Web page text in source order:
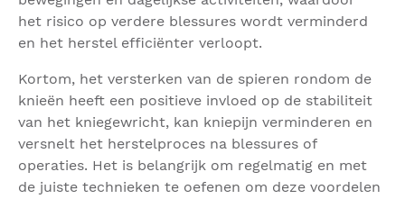
het risico op verdere blessures wordt verminderd
en het herstel efficiënter verloopt.
Kortom, het versterken van de spieren rondom de
knieën heeft een positieve invloed op de stabiliteit
van het kniegewricht, kan kniepijn verminderen en
versnelt het herstelproces na blessures of
operaties. Het is belangrijk om regelmatig en met
de juiste technieken te oefenen om deze voordelen